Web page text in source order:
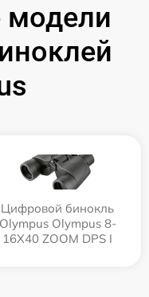
модели
Цифровой бинокль
Olympus Olympus 8-
16X40 ZOOM DPS I